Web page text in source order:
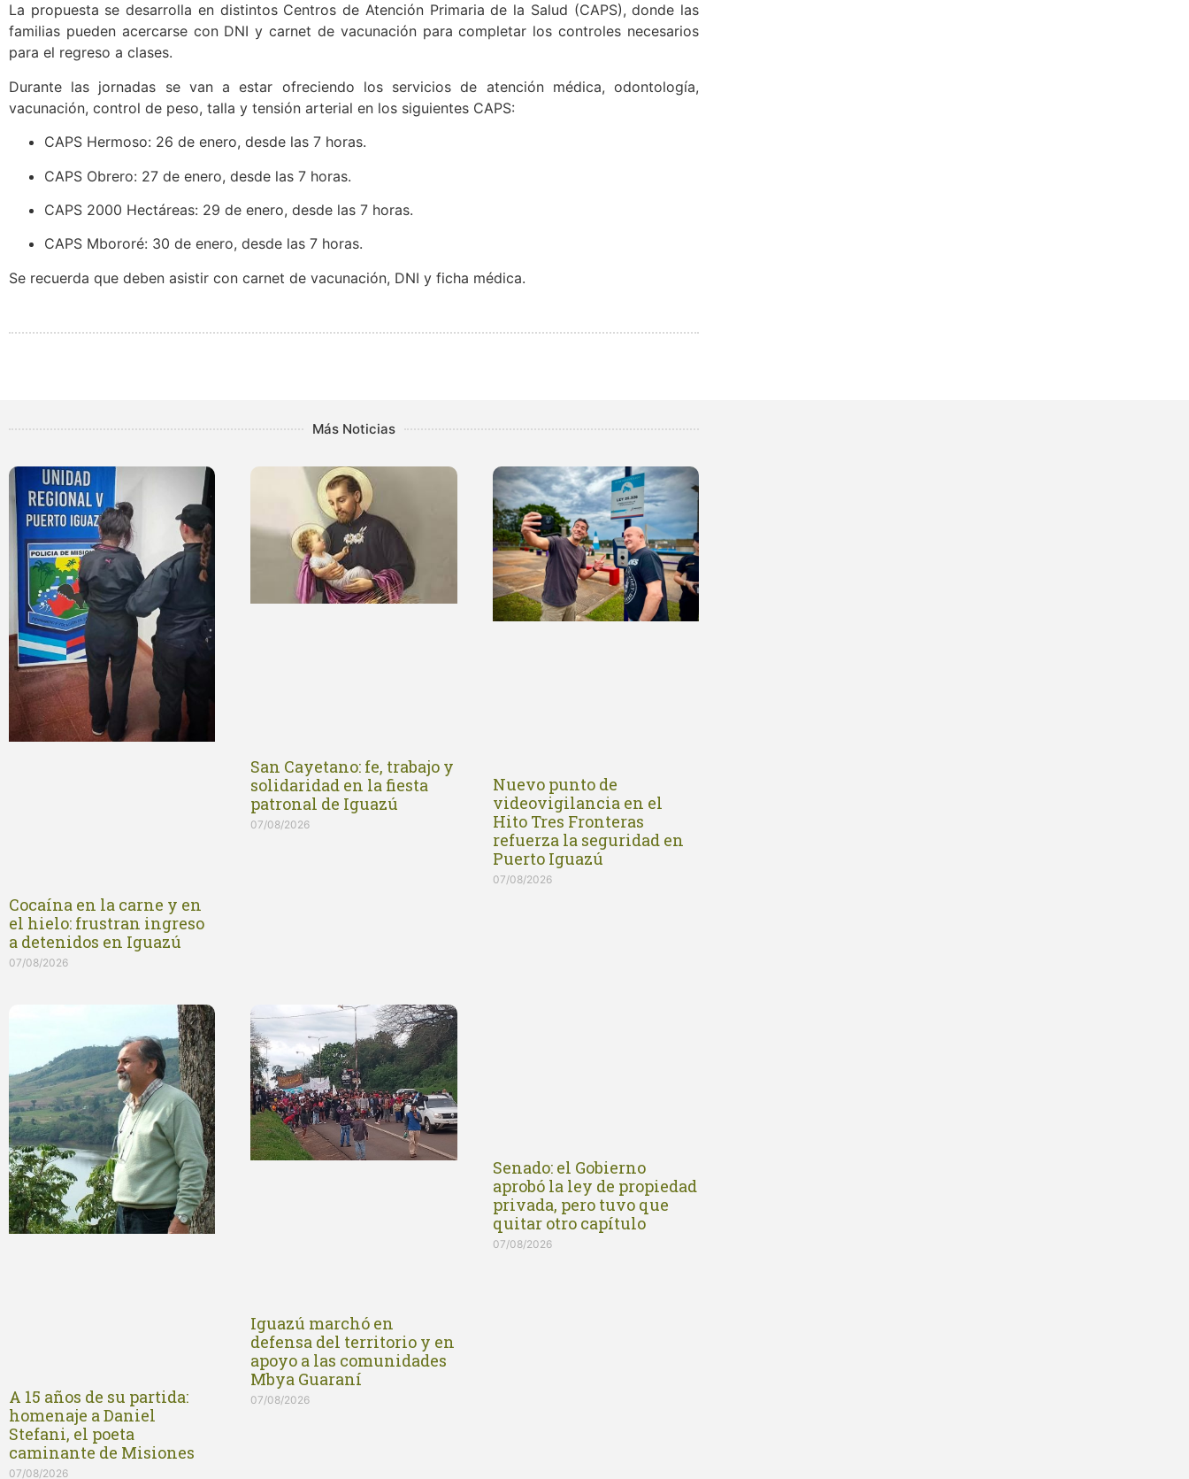
La propuesta se desarrolla en distintos Centros de Atención Primaria de la Salud (CAPS), donde las
familias pueden acercarse con DNI y carnet de vacunación para completar los controles necesarios
para el regreso a clases.
Durante las jornadas se van a estar ofreciendo los servicios de atención médica, odontología,
vacunación, control de peso, talla y tensión arterial en los siguientes CAPS:
CAPS Hermoso: 26 de enero, desde las 7 horas.
CAPS Obrero: 27 de enero, desde las 7 horas.
CAPS 2000 Hectáreas: 29 de enero, desde las 7 horas.
CAPS Mbororé: 30 de enero, desde las 7 horas.
Se recuerda que deben asistir con carnet de vacunación, DNI y ficha médica.
Más Noticias
Cocaína en la carne y en
el hielo: frustran ingreso
a detenidos en Iguazú
07/08/2026
San Cayetano: fe, trabajo y
solidaridad en la fiesta
patronal de Iguazú
07/08/2026
Nuevo punto de
videovigilancia en el
Hito Tres Fronteras
refuerza la seguridad en
Puerto Iguazú
07/08/2026
A 15 años de su partida:
homenaje a Daniel
Stefani, el poeta
caminante de Misiones
07/08/2026
Iguazú marchó en
defensa del territorio y en
apoyo a las comunidades
Mbya Guaraní
07/08/2026
Senado: el Gobierno
aprobó la ley de propiedad
privada, pero tuvo que
quitar otro capítulo
07/08/2026